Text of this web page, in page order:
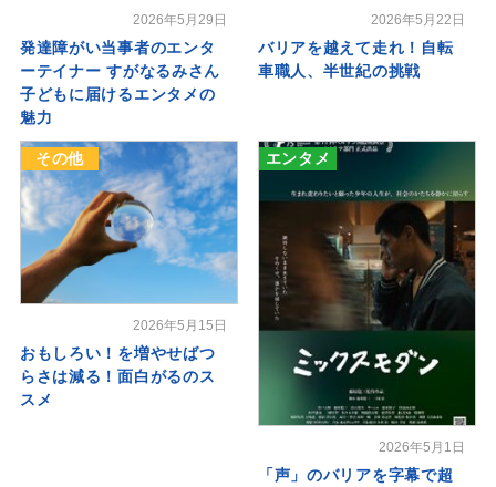
2026年5月29日
発達障がい当事者のエンタ
ーテイナー すがなるみさん
子どもに届けるエンタメの
魅力
2026年5月22日
バリアを越えて走れ！自転
車職人、半世紀の挑戦
その他
2026年5月15日
おもしろい！を増やせばつ
らさは減る！面白がるのス
スメ
エンタメ
2026年5月1日
「声」のバリアを字幕で超